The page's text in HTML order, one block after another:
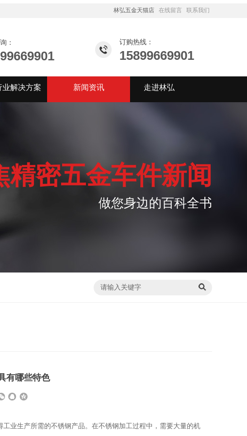
： 订购热线：
15899669901
林弘五金天猫店 在线留言 联系我们
业解决方案 新闻资讯 走进林弘
精密五金车件新闻
做您身边的百科全书
有哪些特色
业生产所需的不锈钢产品。在不锈钢加工过程中，需要大量的机